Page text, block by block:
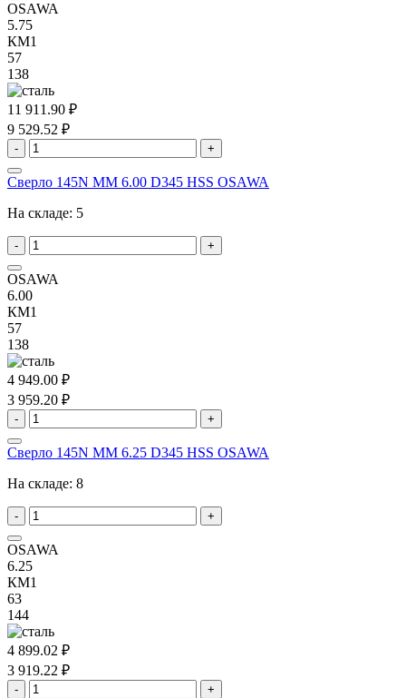
OSAWA
5.75
КМ1
57
138
11 911.90 ₽
9 529.52 ₽
- +
Сверло 145N MM 6.00 D345 HSS OSAWA
На складе: 5
- +
OSAWA
6.00
КМ1
57
138
4 949.00 ₽
3 959.20 ₽
- +
Сверло 145N MM 6.25 D345 HSS OSAWA
На складе: 8
- +
OSAWA
6.25
КМ1
63
144
4 899.02 ₽
3 919.22 ₽
- +